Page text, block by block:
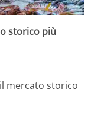
storico più
mercato storico